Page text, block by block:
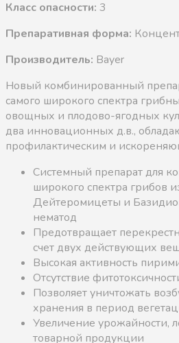
Класс опасности: 3
Препаративная форма:
Производитель: Bayer
Новый комбинированный
самого широкого спектра
овощных и плодово-ягодных
два инновационных д.в.,
профилактическим и
Системный препарат для
широкого спектра грибов
Дейтеромицеты и
нематод
Предотвращает
счет двух действующих
Высокая активность
Отсутствие
Позволяет уничтожать
хранения в период
Увеличение урожайности,
товарной продукции